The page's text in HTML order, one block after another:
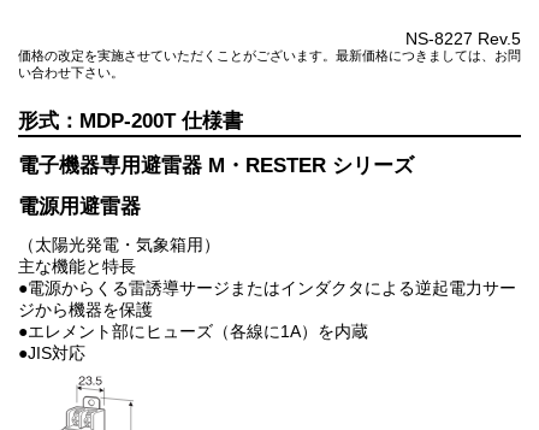
NS-8227 Rev.5
価格の改定を実施させていただくことがございます。最新価格につきましては、お問
い合わせ下さい。
MDP-200T
電子機器専用避雷器 M・RESTER シリーズ
電源用避雷器
（太陽光発電・気象箱用）
主な機能と特長
●電源からくる雷誘導サージまたはインダクタによる逆起電力サー
ジから機器を保護
●エレメント部にヒューズ（各線に1A）を内蔵
●JIS対応